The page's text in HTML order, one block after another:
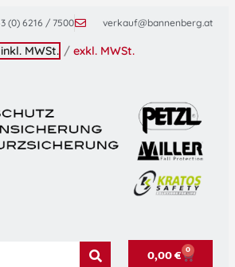
(0) 6216 / 7500 verkauf@bannenberg.at
inkl. MWSt. / exkl. MWSt.
0,00€ 0